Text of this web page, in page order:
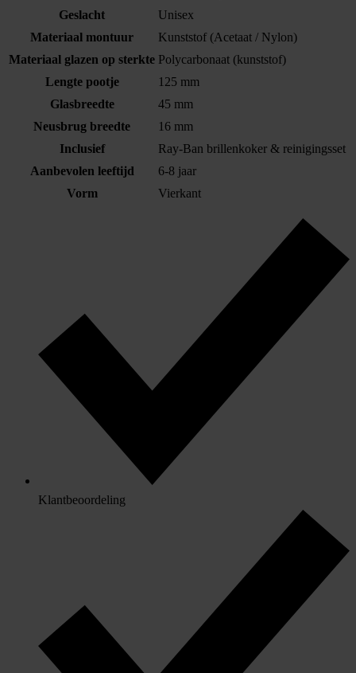
Geslacht
Unisex
Materiaal montuur
Kunststof (Acetaat / Nylon)
Materiaal glazen op sterkte Polycarbonaat (kunststof)
Lengte pootje
125 mm
Glasbreedte
45 mm
Neusbrug breedte
16 mm
Inclusief
Ray-Ban brillenkoker & reinigingsset
Aanbevolen leeftijd
6-8 jaar
Vorm
Vierkant
Klantbeoordeling